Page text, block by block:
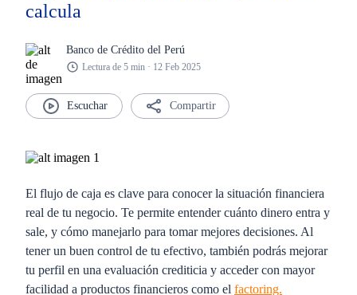
calcula
Banco de Crédito del Perú
Lectura de 5 min · 12 Feb 2025
Compartir
El flujo de caja es clave para conocer la situación financiera
real de tu negocio. Te permite entender cuánto dinero entra y
sale, y cómo manejarlo para tomar mejores decisiones. Al
tener un buen control de tu efectivo, también podrás mejorar
tu perfil en una evaluación crediticia y acceder con mayor
facilidad a productos financieros como el factoring.